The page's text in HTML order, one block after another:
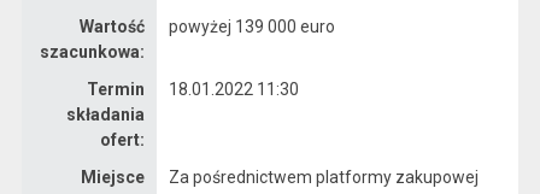
Wartość
szacunkowa:
powyżej 139 000 euro
Termin
składania
ofert:
18.01.2022 11:30
Miejsce
Za pośrednictwem platformy zakupowej